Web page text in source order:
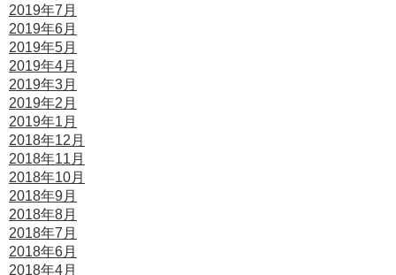
2019年7月
2019年6月
2019年5月
2019年4月
2019年3月
2019年2月
2019年1月
2018年12月
2018年11月
2018年10月
2018年9月
2018年8月
2018年7月
2018年6月
2018年4月